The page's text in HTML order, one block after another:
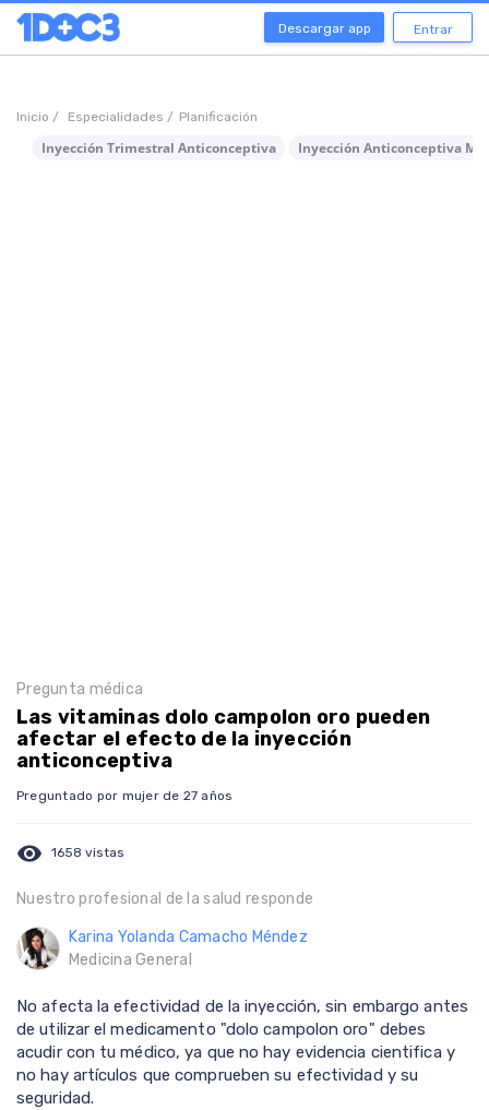
Descargar app Entrar
Inicio / Especialidades / Planificación
Inyección Trimestral Anticonceptiva Inyección Anticonceptiva
Pregunta médica
Las vitaminas dolo campolon oro pueden
afectar el efecto de la inyección
anticonceptiva
Preguntado por mujer de 27 años
visibility 1658 vistas
Nuestro profesional de la salud responde
Karina Yolanda Camacho Méndez
Medicina General
No afecta la efectividad de la inyección, sin embargo antes
de utilizar el medicamento "dolo campolon oro" debes
acudir con tu médico, ya que no hay evidencia cientifica y
no hay artículos que comprueben su efectividad y su
seguridad.